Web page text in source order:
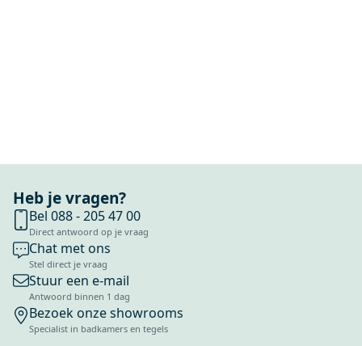
Heb je vragen?
Bel 088 - 205 47 00
Direct antwoord op je vraag
Chat met ons
Stel direct je vraag
Stuur een e-mail
Antwoord binnen 1 dag
Bezoek onze showrooms
Specialist in badkamers en tegels